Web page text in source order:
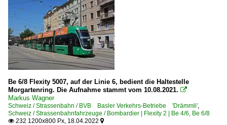
Be 6/8 Flexity 5007, auf der Linie 6, bedient die Haltestelle
Morgartenring. Die Aufnahme stammt vom 10.08.2021. 
Markus Wagner
Schweiz / Strassenbahn / BVB Basler Verkehrs-Betriebe 'Drämmli',
Schweiz / Strassenbahnfahrzeuge / Bombardier | Flexity 2 | Be 4/6, Be 6/8
 232 1200x800 Px, 18.04.2022 